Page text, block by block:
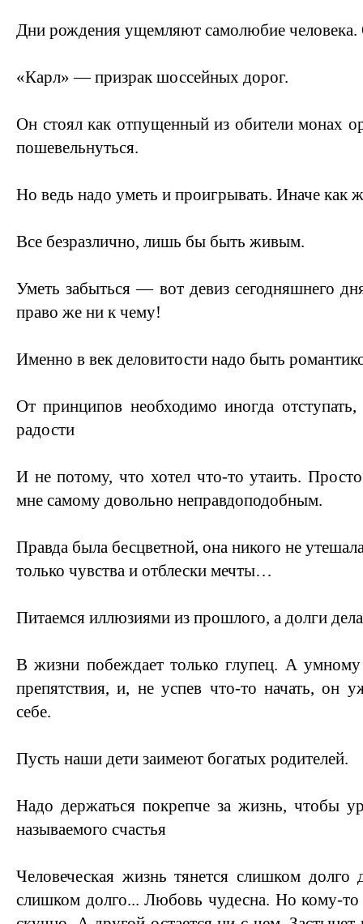
Дни рождения ущемляют самолюбие
«Карл» — призрак шоссейных дорог.
Он стоял как отпущенный из обители монах
пошевельнуться.
Но ведь надо уметь и проигрывать. Иначе как
Все безразлично, лишь бы быть живым.
Уметь забыться — вот девиз сегодняшнего
право же ни к чему!
Именно в век деловитости надо быть
От принципов необходимо иногда
радости
И не потому, что хотел что-то утаить.
мне самому довольно неправдоподобным.
Правда была бесцветной, она никого не
только чувства и отблески мечты…
Питаемся иллюзиями из прошлого, а долги
В жизни побеждает только глупец. А
препятствия, и, не успев что-то начать, он
себе.
Пусть наши дети заимеют богатых родителей.
Надо держаться покрепче за жизнь, чтобы
называемого счастья
Человеческая жизнь тянется слишком
слишком долго... Любовь чудесна. Но кому-то